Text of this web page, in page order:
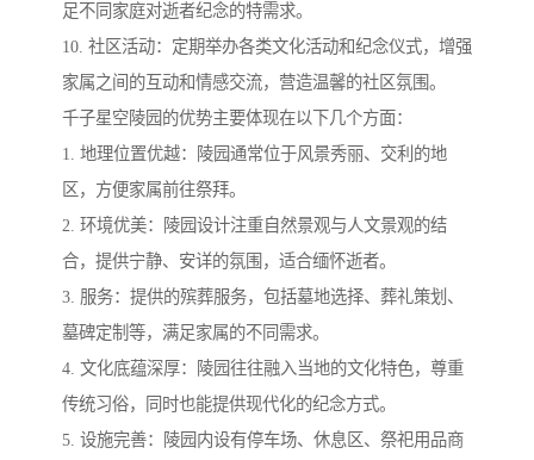
足不同家庭对逝者纪念的特需求。
10. 社区活动：定期举办各类文化活动和纪念仪式，增强
家属之间的互动和情感交流，营造温馨的社区氛围。
千子星空陵园的优势主要体现在以下几个方面：
1. 地理位置优越：陵园通常位于风景秀丽、交利的地
区，方便家属前往祭拜。
2. 环境优美：陵园设计注重自然景观与人文景观的结
合，提供宁静、安详的氛围，适合缅怀逝者。
3. 服务：提供的殡葬服务，包括墓地选择、葬礼策划、
墓碑定制等，满足家属的不同需求。
4. 文化底蕴深厚：陵园往往融入当地的文化特色，尊重
传统习俗，同时也能提供现代化的纪念方式。
5. 设施完善：陵园内设有停车场、休息区、祭祀用品商